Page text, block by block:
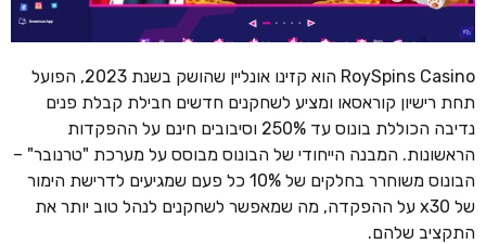
RoySpins Casino הוא קזינו אונליין שהושק בשנת 2023, הפועל
תחת רישיון קוראסאו ומציע לשחקנים חדשים חבילת קבלת פנים
נדיבה הכוללת בונוס עד 250% וסיבובים חינם על ההפקדות
הראשונות. המבנה הייחודי של הבונוס מבוסס על מערכת "טרנובר" –
הבונוס משוחרר בחלקים של 10% כל פעם שמגיעים לדרישת הימור
של x30 על ההפקדה, מה שמאפשר לשחקנים לנהל טוב יותר את
התקציב שלהם.